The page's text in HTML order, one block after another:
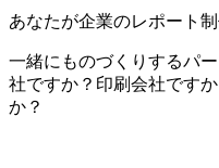
あなたが企業のレポート
一緒にものづくりするパ
社ですか？印刷会社です
か？